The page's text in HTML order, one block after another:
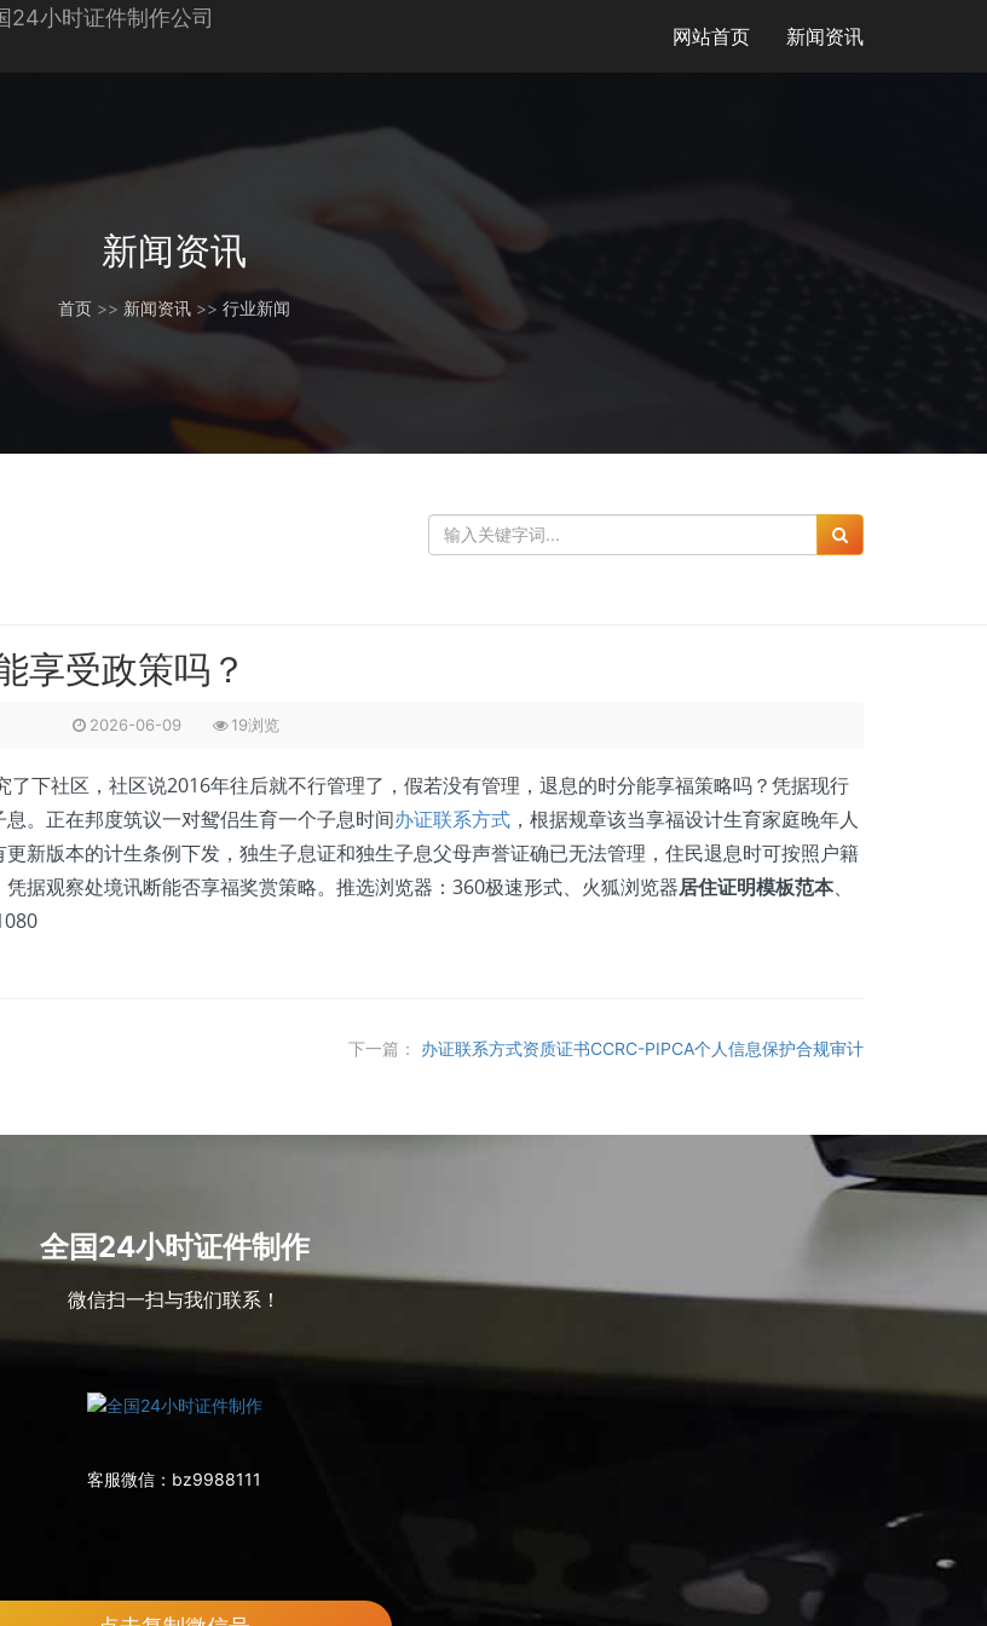
网站首页 新闻资讯
新闻资讯
首页 >> 新闻资讯 >> 行业新闻
享受政策吗？
2026-06-09 19浏览
社区，社区说2016年往后就不行管理了，假若没有管理，退息的时分能享福策略吗？凭据现行
。正在邦度筑议一对鸳侣生育一个子息时间办证联系方式 ，根据规章该当享福设计生育家庭晚年人
更新版本的计生条例下发，独生子息证和独生子息父母声誉证确已无法管理，住民退息时可按照户籍
据观察处境讯断能否享福奖赏策略。推选浏览器：360极速形式、火狐浏览器居住证明模板范本、
下一篇： 办证联系方式资质证书CCRC-PIPCA个人信息保护合规审计
全国24小时证件制作
微信扫一扫与我们联系！
客服微信： bz9988111